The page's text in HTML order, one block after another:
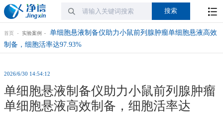
首页 实验案例
单细胞悬液制备仪助力小鼠前列腺肿瘤单细胞悬液高效
制备，细胞活率达97.93%
2026/6/30 14:54:12
单细胞悬液制备仪助力小鼠前列腺肿瘤
单细胞悬液高效制备，细胞活率达